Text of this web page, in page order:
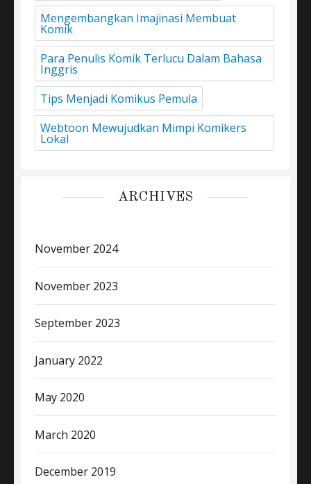
Mengembangkan Imajinasi Membuat
Komik
Para Penulis Komik Terlucu Dalam Bahasa
Inggris
Tips Menjadi Komikus Pemula
Webtoon Mewujudkan Mimpi Komikers
Lokal
ARCHIVES
November 2024
November 2023
September 2023
January 2022
May 2020
March 2020
December 2019